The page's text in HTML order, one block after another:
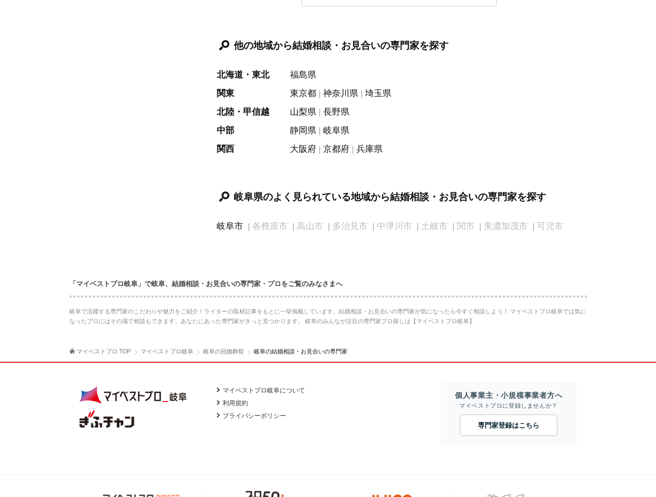
他の地域から結婚相談・お見合いの専門家を探す
北海道・東北
福島県
関東
東京都 神奈川県
埼玉県
北陸・甲信越
山梨県
長野県
中部
静岡県
岐阜県
関西
大阪府 京都府 兵庫県
岐阜県のよく見られている地域から結婚相談・お見合いの専門家を探す
岐阜市 各務原市 高山市 多治見市 中津川市 土岐市 関市 美濃加茂市 可児市
「マイベストプロ岐阜」で岐阜、結婚相談・お見合いの専門家・プロをご覧のみなさまへ
岐阜で活躍する専門家のこだわりや魅力をご紹介！ライターの取材記事をもとに一挙掲載しています。結婚相談・お見合いの専門家が気になったら今すぐ相談しよう！ マイベストプロ岐阜では気に
なったプロにはその場で相談もできます。あなたにあった専門家がきっと見つかります。 岐阜のみんなが注目の専門家プロ探しは【マイベストプロ岐阜】
マイベストプロ TOP マイベストプロ岐阜 岐阜の冠婚葬祭 岐阜の結婚相談・お見合いの専門家
マイベストプロ岐阜について
利用規約
プライバシーポリシー
個人事業主・小規模事業者方へ
マイベストプロに登録しませんか？
専門家登録はこちら